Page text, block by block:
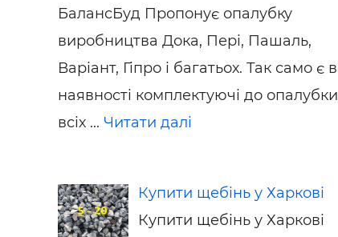
БалансБуд Пропонує опалубку
виробництва Дока, Пері, Пашаль,
Варіант, Гіпро і багатьох. Так само є в
наявності комплектуючі до опалубки
всіх ... Читати далі
Купити щебінь у Харкові
Купити щебінь у Харкові